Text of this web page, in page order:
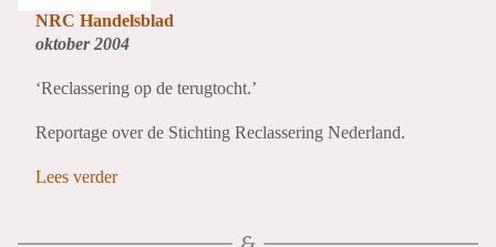
NRC Handelsblad
oktober 2004
‘Reclassering op de terugtocht.’
Reportage over de Stichting Reclassering Nederland.
Lees verder